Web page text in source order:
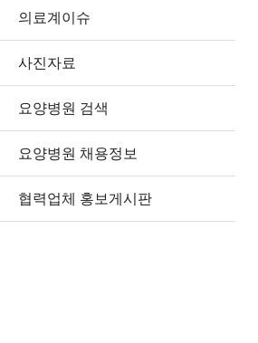
의료계이슈
사진자료
요양병원 검색
요양병원 채용정보
협력업체 홍보게시판